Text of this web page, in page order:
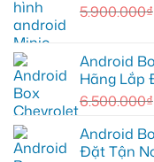
tiện
ích
nâng
Everest
tại
Thủ
cần
ánh
sáng
tốt
hơn
5.900.000₫
Android
Hãng Lắp
6.500.000₫
Android
Đặt Tận